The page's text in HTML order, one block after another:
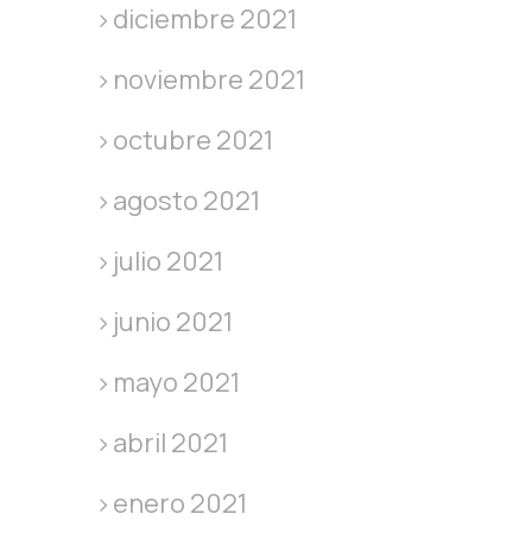
diciembre 2021
noviembre 2021
octubre 2021
agosto 2021
julio 2021
junio 2021
mayo 2021
abril 2021
enero 2021